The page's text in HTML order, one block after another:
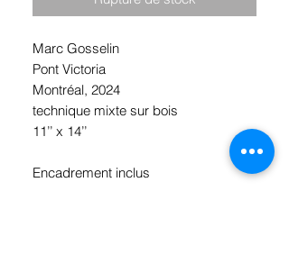
Marc Gosselin
Pont Victoria
Montréal, 2024
technique mixte sur bois
11’’ x 14’’
Encadrement inclus